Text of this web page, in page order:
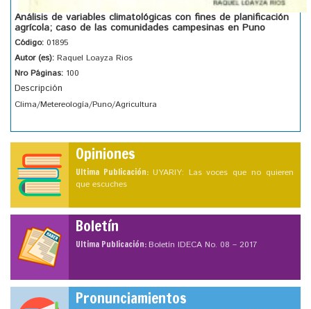
Análisis de variables climatológicas con fines de planificación
agrícola; caso de las comunidades campesinas en Puno
Código: 01895
Autor (es): Raquel Loayza Rios
Nro Páginas: 100
Descripción
Clima/Metereología/Puno/Agricultura
Opiniones
Ultima Publicación: UYARIY: Las voces que no quieren
que escuches
Boletín
Ultima Publicación:Boletín IDECA No. 08 – 2017
Pronunciamientos